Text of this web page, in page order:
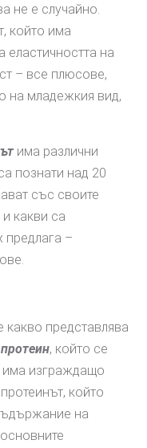
не е случайно.
който има
еластичността на
– все плюсове,
на младежкия вид,
има различни
познати над 20
със своите
какви са
предлага –
представлява
протеин, който се
има изграждащо
който
на